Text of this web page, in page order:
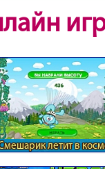
летит в